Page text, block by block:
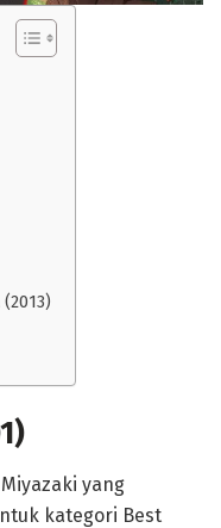
yang
kategori Best